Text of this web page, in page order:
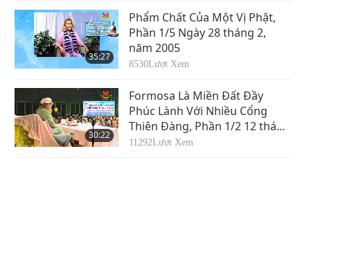
35:27
Phẩm Chất Của Một Vị Phật,
Phần 1/5 Ngày 28 tháng 2,
năm 2005
8530Lượt Xem
30:22
Formosa Là Miền Đất Đầy
Phúc Lành Với Nhiều Cổng
Thiên Đàng, Phần 1/2 12 tháng
1, 2018
11292Lượt Xem